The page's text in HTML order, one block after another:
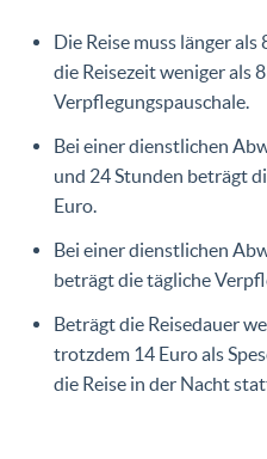
Die Reise muss länger
die Reisezeit weniger als
Verpflegungspauschale.
Bei einer dienstlichen
und 24 Stunden beträgt
Euro.
Bei einer dienstlichen
beträgt die tägliche
Beträgt die Reisedauer
trotzdem 14 Euro als
die Reise in der Nacht